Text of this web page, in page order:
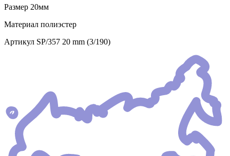
Размер 20мм
Материал полиэстер
Артикул SP/357 20 mm (3/190)